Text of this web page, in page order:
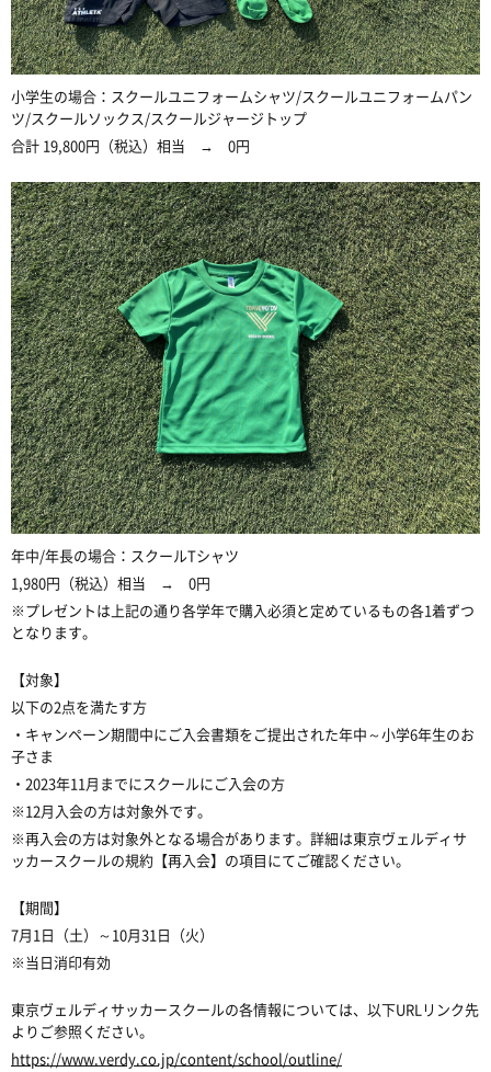
小学生の場合：スクールユニフォームシャツ/スクールユニフォームパン
ツ/スクールソックス/スクールジャージトップ
合計 19,800円（税込）相当 → 0円
年中/年長の場合：スクールTシャツ
1,980円（税込）相当 → 0円
※プレゼントは上記の通り各学年で購入必須と定めているもの各1着ずつ
となります。
【対象】
以下の2点を満たす方
・キャンペーン期間中にご入会書類をご提出された年中～小学6年生のお
子さま
・ 2023年11 月までにスクールにご入会の方
※12月入会の方は対象外です。
※再入会の方は対象外となる場合があります。詳細は東京ヴェルディサ
ッカースクールの規約【再入会】の項目にてご確認ください。
【期間】
7月1日 （土）～ 10月31日 （火）
※当日消印有効
東京ヴェルディサッカースクールの各情報については、以下URL リンク先
よりご参照ください。
https://www.verdy.co.jp/content/school/outline/